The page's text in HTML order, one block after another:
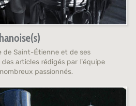
de Saint-Étienne et de ses
articles rédigés par l'équipe
passionnés.